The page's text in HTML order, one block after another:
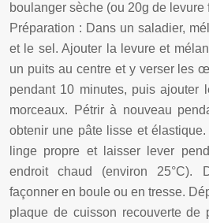
boulanger sèche (ou 20g de
Préparation : Dans un saladier,
et le sel. Ajouter la levure et
un puits au centre et y verser les
pendant 10 minutes, puis ajouter
morceaux. Pétrir à nouveau
obtenir une pâte lisse et
linge propre et laisser lever
endroit chaud (environ 25°C).
façonner en boule ou en tresse.
plaque de cuisson recouverte de